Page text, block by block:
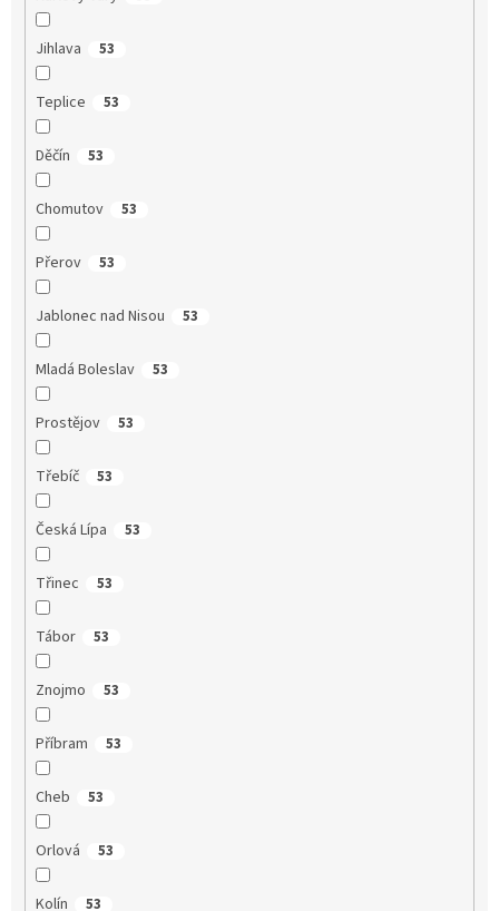
Jihlava 53
Teplice 53
Děčín 53
Chomutov 53
Přerov 53
Jablonec nad Nisou 53
Mladá Boleslav 53
Prostějov 53
Třebíč 53
Česká Lípa 53
Třinec 53
Tábor 53
Znojmo 53
Příbram 53
Cheb 53
Orlová 53
Kolín 53